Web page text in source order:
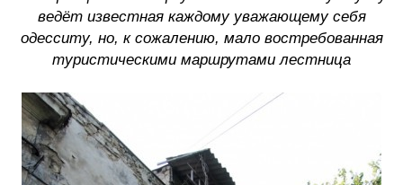
ведёт известная каждому уважающему себя
одесситу, но, к сожалению, мало востребованная
туристическими маршрутами лестница